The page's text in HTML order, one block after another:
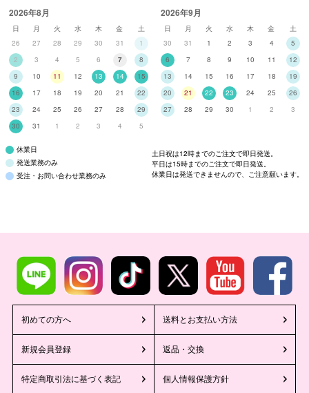
2026年8月
日 月 火 水 木 金
土
26
27 28 29 30 31
1
2
3 4 5 6 7
8
9
10 11 12 13 14
15
16
17 18 19 20 21
22
23
24 25 26 27 28
29
30
31 1 2 3 4 5
2026年9月
日 月 火 水 木 金
土
30
31 1 2 3 4
5
6
7 8 9 10 11
12
13
14 15 16 17 18
19
20
21 22 23 24 25
26
27
28 29 30 1 2 3
休業日
発送業務のみ
受注・お問い合わせ業務のみ
土日祝は12時までのご注文で即日発送。
平日は15時までのご注文で即日発送。
休業日は発送できませんので、ご注意願います。
初めての方へ 送料とお支払い方法
新規会員登録 返品・交換
特定商取引法に基づく表記 個人情報保護方針